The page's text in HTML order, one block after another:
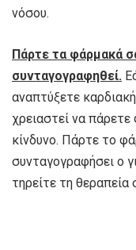
νόσου.
Πάρτε τα φάρμακά
συνταγογραφηθεί.
αναπτύξετε
χρειαστεί να
κίνδυνο. Πάρτε το
συνταγογραφήσει ο
τηρείτε τη θεραπεία